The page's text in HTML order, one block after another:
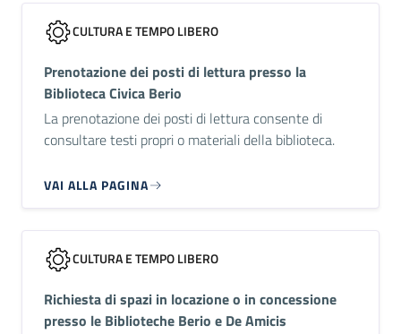
CULTURA E TEMPO LIBERO
Prenotazione dei posti di lettura presso la
Biblioteca Civica Berio
La prenotazione dei posti di lettura consente di
consultare testi propri o materiali della biblioteca.
VAI ALLA PAGINA
CULTURA E TEMPO LIBERO
Richiesta di spazi in locazione o in concessione
presso le Biblioteche Berio e De Amicis